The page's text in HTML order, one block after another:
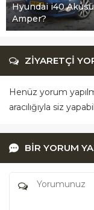
Hyundai i40
Amper?
ZİYARETÇİ
Henüz yorum
aracılığıyla siz
BİR YORUM